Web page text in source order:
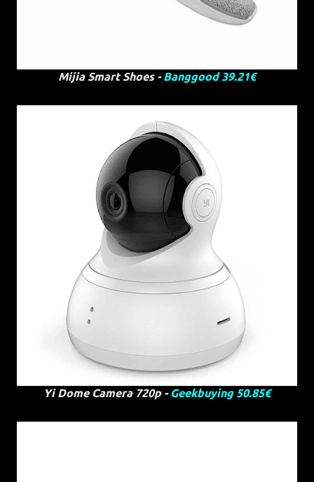
Mijia Smart Shoes -Banggood 39.21€
Yi Dome Camera 720p - Geekbuying 50.85€